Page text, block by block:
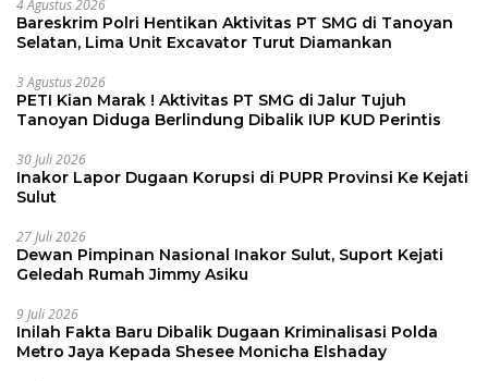
4 Agustus 2026
Bareskrim Polri Hentikan Aktivitas PT SMG di Tanoyan
Selatan, Lima Unit Excavator Turut Diamankan
3 Agustus 2026
PETI Kian Marak ! Aktivitas PT SMG di Jalur Tujuh
Tanoyan Diduga Berlindung Dibalik IUP KUD Perintis
30 Juli 2026
Inakor Lapor Dugaan Korupsi di PUPR Provinsi Ke Kejati
Sulut
27 Juli 2026
Dewan Pimpinan Nasional Inakor Sulut, Suport Kejati
Geledah Rumah Jimmy Asiku
9 Juli 2026
Inilah Fakta Baru Dibalik Dugaan Kriminalisasi Polda
Metro Jaya Kepada Shesee Monicha Elshaday